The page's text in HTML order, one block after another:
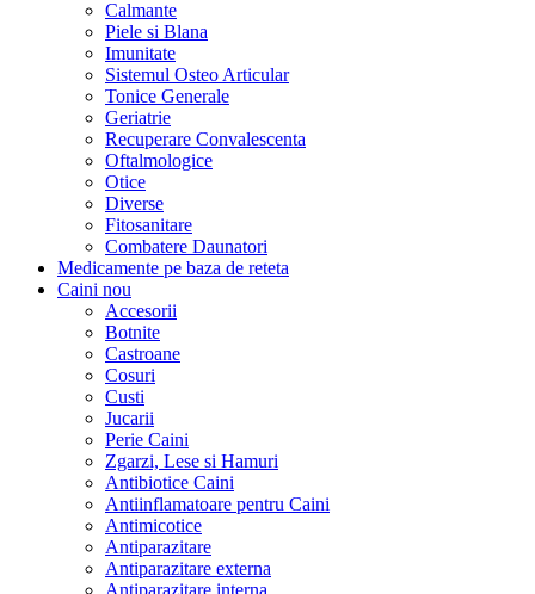
Calmante
Piele si Blana
Imunitate
Sistemul Osteo Articular
Tonice Generale
Geriatrie
Recuperare Convalescenta
Oftalmologice
Otice
Diverse
Fitosanitare
Combatere Daunatori
Medicamente pe baza de reteta
Caini nou
Accesorii
Botnite
Castroane
Cosuri
Custi
Jucarii
Perie Caini
Zgarzi, Lese si Hamuri
Antibiotice Caini
Antiinflamatoare pentru Caini
Antimicotice
Antiparazitare
Antiparazitare externa
Antiparazitare interna